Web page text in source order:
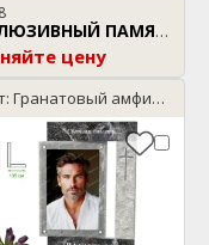
ЭКСКЛЮЗИВНЫЙ ПАМЯТНИК
цену
Гранит: Гранатовый амфиболит / Мансуровский